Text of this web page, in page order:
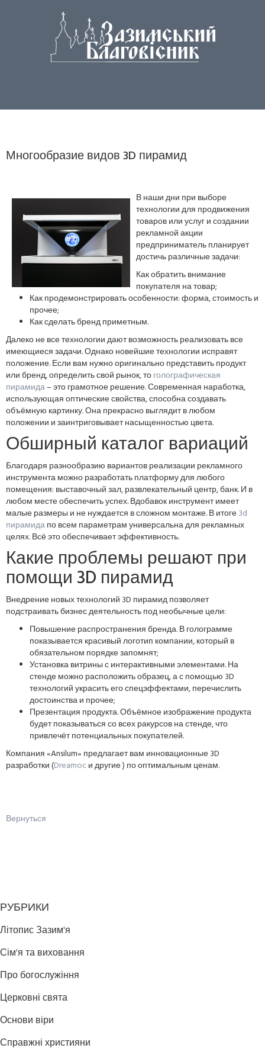
Многообразие видов 3D пирамид
В наши дни при выборе
технологии для продвижения
товаров или услуг и создании
рекламной акции
предприниматель планирует
достичь различные задачи:
Как обратить внимание
покупателя на товар;
Как продемонстрировать особенности: форма, стоимость и
прочее;
Как сделать бренд приметным.
Далеко не все технологии дают возможность реализовать все
имеющиеся задачи. Однако новейшие технологии исправят
положение. Если вам нужно оригинально представить продукт
или бренд, определить свой рынок, тоголографическая
пирамида– это грамотное решение. Современная наработка,
использующая оптические свойства, способна создавать
объёмную картинку. Она прекрасно выглядит в любом
положении и заинтриговывает насыщенностью цвета.
Обширный каталог вариаций
Благодаря разнообразию вариантов реализации рекламного
инструмента можно разработать платформу для любого
помещения: выставочный зал, развлекательный центр, банк. И в
любом месте обеспечить успех. Вдобавок инструмент имеет
малые размеры и не нуждается в сложном монтаже. В итоге3d
пирамидапо всем параметрам универсальна для рекламных
целях. Всё это обеспечивает эффективность.
Какие проблемы решают при
помощи 3D пирамид
Внедрение новых технологий 3D пирамид позволяет
подстраивать бизнес деятельность под необычные цели:
Повышение распространения бренда. В голограмме
показывается красивый логотип компании, который в
обязательном порядке запомнят;
Установка витрины с интерактивными элементами. На
стенде можно расположить образец, а с помощью 3D
технологий украсить его спецэффектами, перечислить
достоинства и прочее;
Презентация продукта. Объёмное изображение продукта
будет показываться со всех ракурсов на стенде, что
привлечёт потенциальных покупателей.
Компания «Ansilum» предлагает вам инновационные 3D
разработки (Dreamocи другие ) по оптимальным ценам.
Вернуться
РУБРИКИ
Літопис Зазим'я
Сім'я та виховання
Про богослужіння
Церковні свята
Основи віри
Справжні християни